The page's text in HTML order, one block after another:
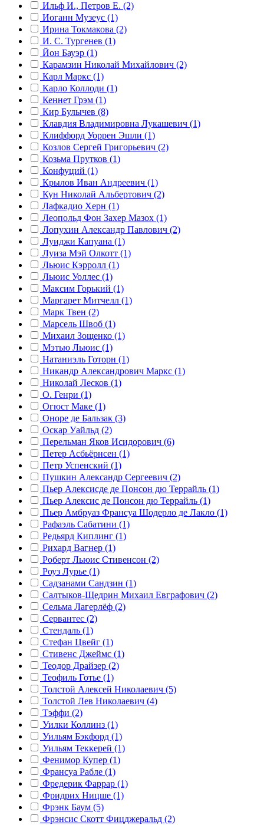
Ильф И., Петров Е. (2)
Иоганн Музеус (1)
Ирина Токмакова (2)
И. С. Тургенев (1)
Йон Бауэр (1)
Карамзин Николай Михайлович (2)
Карл Маркс (1)
Карло Коллоди (1)
Кеннет Грэм (1)
Кир Булычев (8)
Клавдия Владимировна Лукашевич (1)
Клиффорд Уоррен Эшли (1)
Козлов Сергей Григорьевич (2)
Козьма Прутков (1)
Конфуций (1)
Крылов Иван Андреевич (1)
Кун Николай Альбертович (2)
Лафкадио Херн (1)
Леопольд Фон Захер Мазох (1)
Лопухин Александр Павлович (2)
Луиджи Капуана (1)
Луиза Мэй Олкотт (1)
Льюис Кэрролл (1)
Льюис Уоллес (1)
Максим Горький (1)
Маргарет Митчелл (1)
Марк Твен (2)
Марсель Швоб (1)
Михаил Зощенко (1)
Мэтью Льюис (1)
Натаниэль Готорн (1)
Никандр Александрович Маркс (1)
Николай Лесков (1)
О. Генри (1)
Огюст Маке (1)
Оноре де Бальзак (3)
Оскар Уайльд (2)
Перельман Яков Исидорович (6)
Петер Асбьёрнсен (1)
Петр Успенский (1)
Пушкин Александр Сергеевич (2)
Пьер Алексисде де Понсон дю Террайль (1)
Пьер Алексис де Понсон дю Террайль (1)
Пьер Амбруаз Франсуа Шодерло де Лакло (1)
Рафаэль Сабатини (1)
Редьярд Киплинг (1)
Рихард Вагнер (1)
Роберт Льюис Стивенсон (2)
Роуз Лурье (1)
Садзанами Сандзин (1)
Салтыков-Щедрин Михаил Евграфович (2)
Сельма Лагерлёф (2)
Сервантес (2)
Стендаль (1)
Стефан Цвейг (1)
Стивенс Джеймс (1)
Теодор Драйзер (2)
Теофиль Готье (1)
Толстой Алексей Николаевич (5)
Толстой Лев Николаевич (4)
Тэффи (2)
Уилки Коллинз (1)
Уильям Бэкфорд (1)
Уильям Теккерей (1)
Фенимор Купер (1)
Франсуа Рабле (1)
Фредерик Фаррар (1)
Фридрих Ницше (1)
Фрэнк Баум (5)
Фрэнсис Скотт Фицджеральд (2)